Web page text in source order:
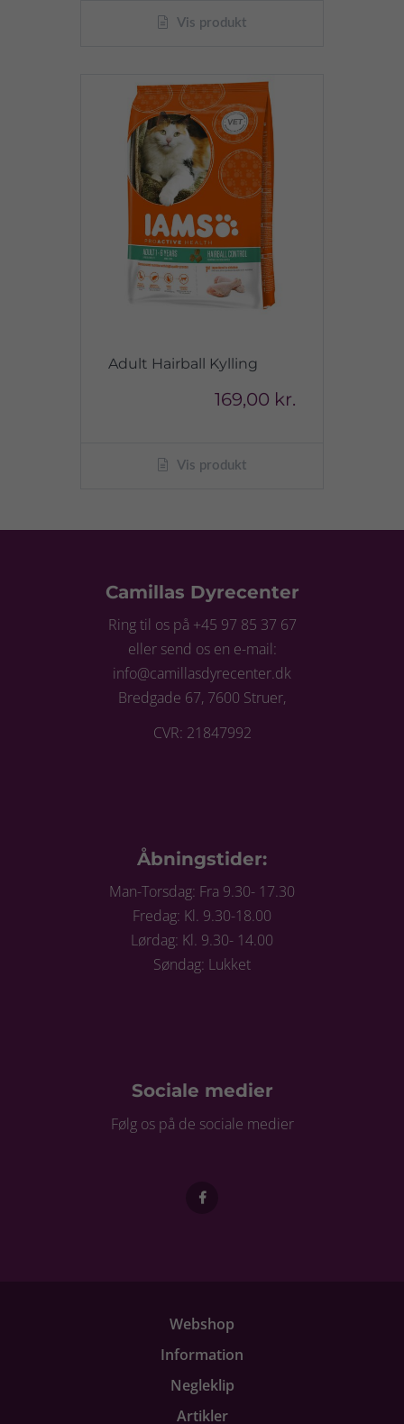
Vis produkt
Adult Hairball Kylling
169,00 kr.
Vis produkt
Camillas Dyrecenter
Ring til os på +45 97 85 37 67
eller send os en e-mail:
info@camillasdyrecenter.dk
Bredgade 67, 7600 Struer,
CVR: 21847992
Åbningstider:
Man-Torsdag: Fra 9.30- 17.30
Fredag: Kl. 9.30-18.00
Lørdag: Kl. 9.30- 14.00
Søndag: Lukket
Sociale medier
Følg os på de sociale medier
Webshop
Information
Negleklip
Artikler